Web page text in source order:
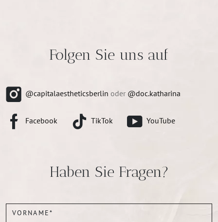
Folgen Sie uns auf
@capitalaestheticsberlin oder @doc.katharina
Facebook TikTok YouTube
Haben Sie Fragen?
VORNAME*